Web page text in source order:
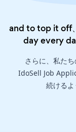
and to top it off
day every
さらに、私た
IdoSell Job
続けるよ